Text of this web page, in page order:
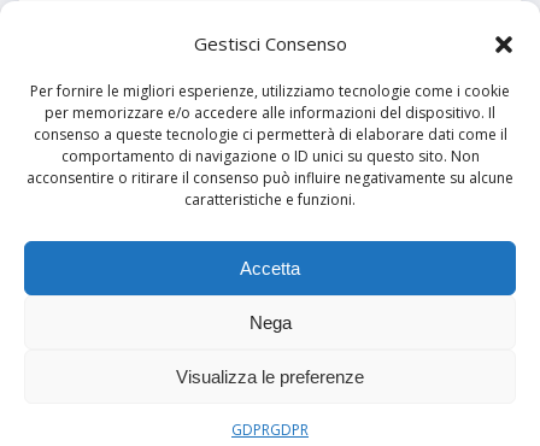
Gestisci Consenso
Per fornire le migliori esperienze, utilizziamo tecnologie come i cookie
per memorizzare e/o accedere alle informazioni del dispositivo. Il
consenso a queste tecnologie ci permetterà di elaborare dati come il
comportamento di navigazione o ID unici su questo sito. Non
acconsentire o ritirare il consenso può influire negativamente su alcune
caratteristiche e funzioni.
Accetta
Nega
Visualizza le preferenze
GDPRGDPR
Articoli recenti
Commenti recenti
Nessun commento da mostrare.
Nessun archivio da mostrare.
Categorie
Nessuna categoria